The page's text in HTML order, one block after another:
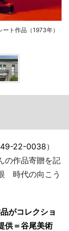
ト作品（1973年）
22-0038）
の作品寄贈を記
時代の向こう
がコレクショ
供＝谷尾美術